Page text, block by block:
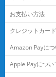
お支払い方法
クレジットカー
Amazon Payに
Apple Payについ